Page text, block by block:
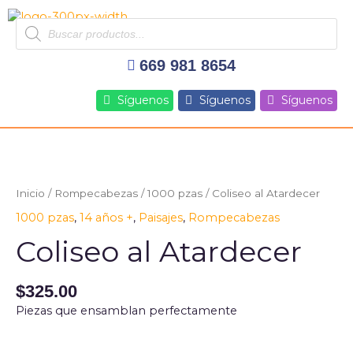
al
contenido
Products
search
669 981 8654
Síguenos Síguenos Síguenos
Inicio / Rompecabezas /1000 pzas / Coliseo al Atardecer
1000 pzas, 14 años +, Paisajes, Rompecabezas
Coliseo al Atardecer
$325.00
Piezas que ensamblan perfectamente